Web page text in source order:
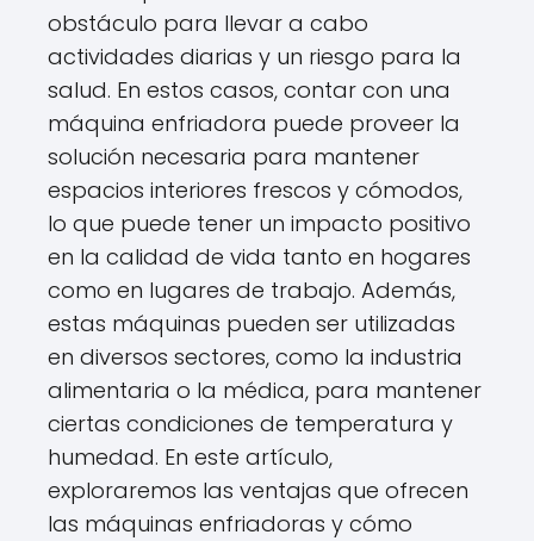
obstáculo para llevar a cabo
actividades diarias y un riesgo para la
salud. En estos casos, contar con una
máquina enfriadora puede proveer la
solución necesaria para mantener
espacios interiores frescos y cómodos,
lo que puede tener un impacto positivo
en la calidad de vida tanto en hogares
como en lugares de trabajo. Además,
estas máquinas pueden ser utilizadas
en diversos sectores, como la industria
alimentaria o la médica, para mantener
ciertas condiciones de temperatura y
humedad. En este artículo,
exploraremos las ventajas que ofrecen
las máquinas enfriadoras y cómo